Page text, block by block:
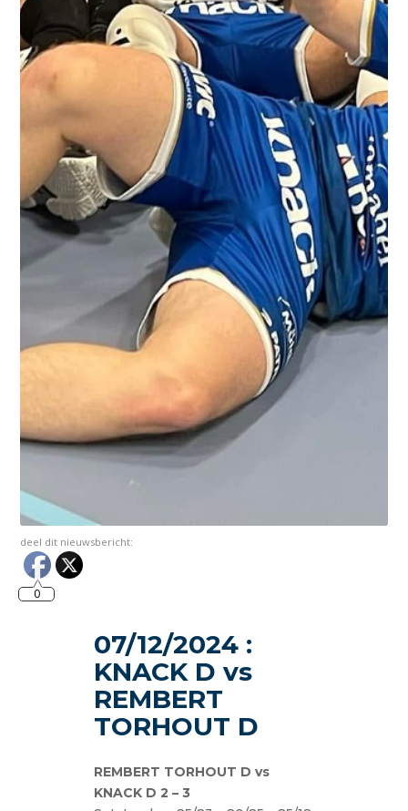
deel dit nieuwsbericht:
0
07/12/2024 :
KNACK D vs
REMBERT
TORHOUT D
REMBERT TORHOUT D vs
KNACK D 2 – 3